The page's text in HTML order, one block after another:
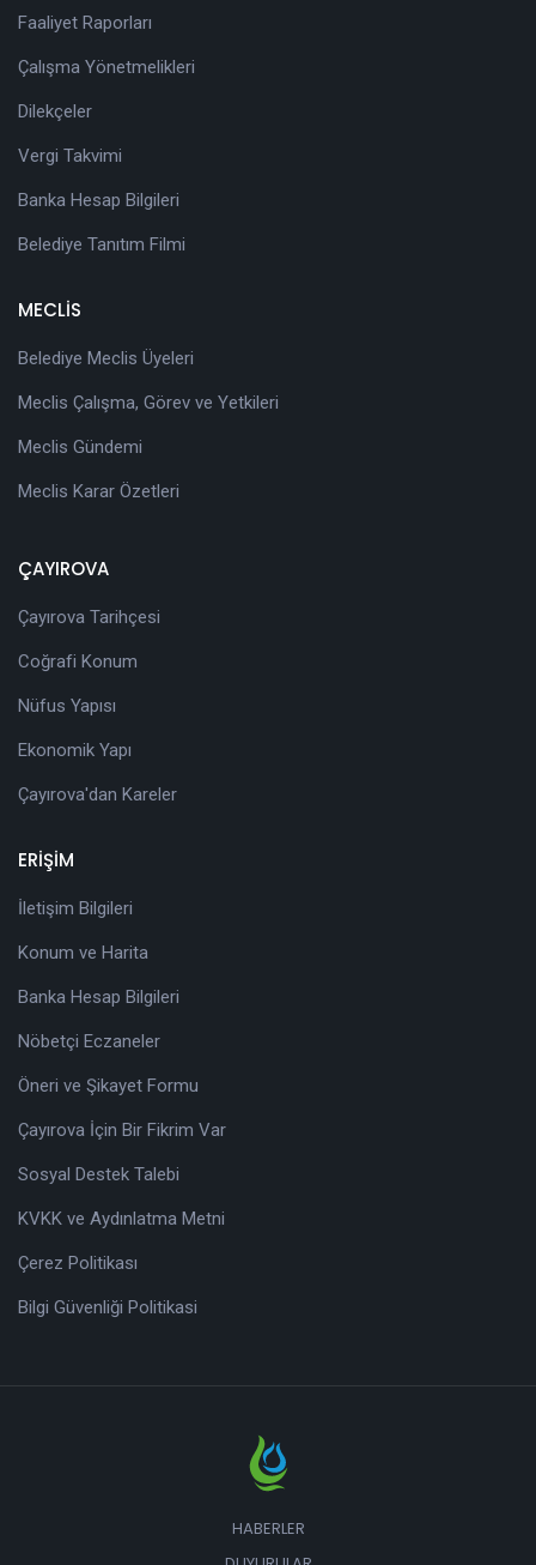
Faaliyet Raporları
Çalışma Yönetmelikleri
Dilekçeler
Vergi Takvimi
Banka Hesap Bilgileri
Belediye Tanıtım Filmi
MECLİS
Belediye Meclis Üyeleri
Meclis Çalışma, Görev ve Yetkileri
Meclis Gündemi
Meclis Karar Özetleri
ÇAYIROVA
Çayırova Tarihçesi
Coğrafi Konum
Nüfus Yapısı
Ekonomik Yapı
Çayırova'dan Kareler
ERİŞİM
İletişim Bilgileri
Konum ve Harita
Banka Hesap Bilgileri
Nöbetçi Eczaneler
Öneri ve Şikayet Formu
Çayırova İçin Bir Fikrim Var
Sosyal Destek Talebi
KVKK ve Aydınlatma Metni
Çerez Politikası
Bilgi Güvenliği Politikasi
HABERLER